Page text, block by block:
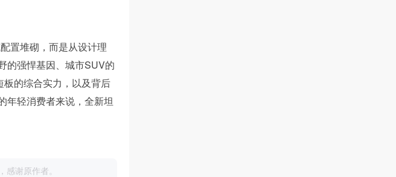
置堆砌，而是从设计理
的强悍基因、城市SUV的
的综合实力，以及背后
年轻消费者来说，全新坦
谢原作者。